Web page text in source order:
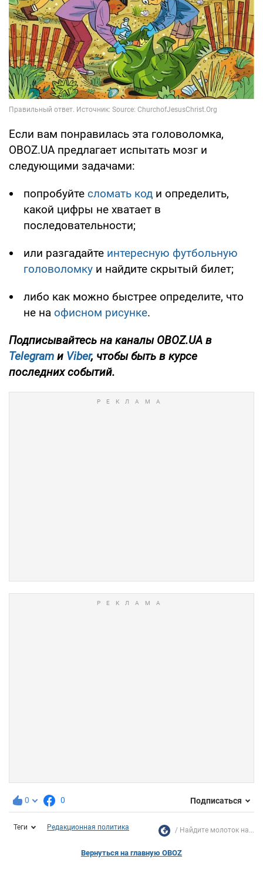
Если вам понравилась эта головоломка,
OBOZ.UA предлагает испытать мозг и
следующими задачами:
попробуйте сломать код и определить,
какой цифры не хватает в
последовательности;
или разгадайте интересную футбольную
головоломку и найдите скрытый билет;
либо как можно быстрее определите, что
не на офисном рисунке.
Подписывайтесь на каналы OBOZ.UA в
Telegram и Viber, чтобы быть в курсе
последних событий.
0 0 Подписаться
Теги Редакционная политика Найдите молоток на...
Вернуться на главную OBOZ